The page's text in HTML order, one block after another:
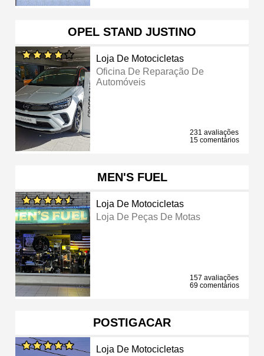
OPEL STAND JUSTINO
Loja De Motocicletas
Oficina De Reparação De
Automóveis
231 avaliações
15 comentários
MEN'S FUEL
Loja De Motocicletas
Loja De Peças De Motas
157 avaliações
69 comentários
POSTIGACAR
Loja De Motocicletas